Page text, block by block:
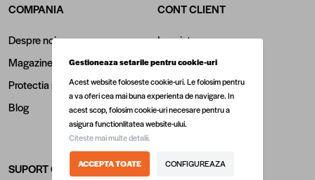
COMPANIA
Despre noi
Magazine
Protectia mediului
Blog
CONT CLIENT
Inregistrare
Login
Contul meu
Istoric comenzi
Retragere din contract
SUPORT CLIENTI
INFORMATII LEGALE
Gestioneaza setarile pentru cookie-uri
Acest website foloseste cookie-uri. Le folosim pentru
a va oferi cea mai buna experienta de navigare. In
acest scop, folosim cookie-uri necesare pentru a
asigura functionlitatea website-ului.
Citeste mai multe detalii.
ACCEPTA TOATE CONFIGUREAZA